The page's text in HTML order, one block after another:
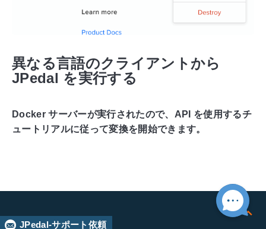
異なる言語のクライアントから
JPedal を実行する
Docker サーバーが実行されたので、API を使用するチ
ュートリアルに従って変換を開始できます。
JPedal-サポート依頼